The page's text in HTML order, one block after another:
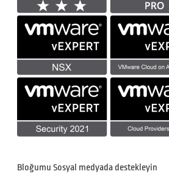
Bloğumu Sosyal medyada destekleyin